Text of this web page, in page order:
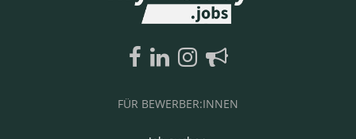
FÜR BEWERBER:INNEN